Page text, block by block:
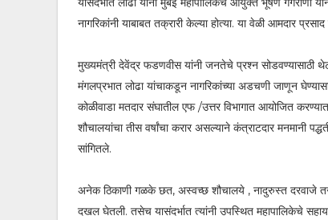
नागरिकांनी याबाबत तक्रारी केल्या होत्या. या वेळी आमदार
मुख्यमंत्री देवेंद्र फडणवीस यांनी जनतेचे प्रश्न सोडवण्यासाठी
मंगलप्रभात लोढा यांचाकडून नागरिकांच्या अडचणी जाणून
कोळीवाडा मतदार संघातील एफ /उत्तर विभागात आयोजित
शौचालयांचा तीस वर्षांचा करार असल्याने कंत्राटदार मनमानी
सांगितले.
अनेक ठिकाणी गळके छत, अस्वच्छ शौचालये , नादुरुस्त दरवाजे तसेच
दखल घेतली. तसेच यासंदर्भात त्यांनी उपस्थित महापालिकेचे